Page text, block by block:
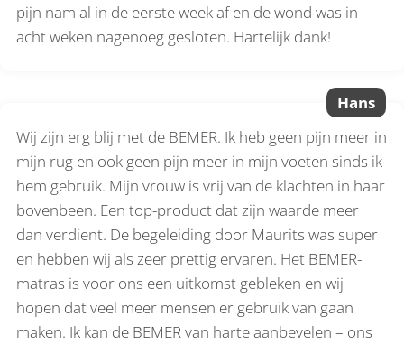
pijn nam al in de eerste week af en de wond was in
acht weken nagenoeg gesloten. Hartelijk dank!
Hans
Wij zijn erg blij met de BEMER. Ik heb geen pijn meer in
mijn rug en ook geen pijn meer in mijn voeten sinds ik
hem gebruik. Mijn vrouw is vrij van de klachten in haar
bovenbeen. Een top-product dat zijn waarde meer
dan verdient. De begeleiding door Maurits was super
en hebben wij als zeer prettig ervaren. Het BEMER-
matras is voor ons een uitkomst gebleken en wij
hopen dat veel meer mensen er gebruik van gaan
maken. Ik kan de BEMER van harte aanbevelen – ons